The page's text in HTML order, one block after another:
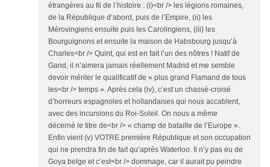
étrangères au fil de l’histoire : (i)<br /> les légions romaines,
de la République d’abord, puis de l’Empire, (ii) les
Mérovingiens ensuite puis les Carolingiens, (iii) les
Bourguignons et ensuite la maison de Habsbourg jusqu’à
Charles<br /> Quint, qui est en fait l’un des nôtres ! Natif de
Gand, il n’aimera jamais réellement Madrid et me semble
devoir mériter le qualificatif de « plus grand Flamand de tous
les<br /> temps ». Après cela (iv), c’est un chassé-croisé
d’horreurs espagnoles et hollandaises qui nous accablent,
avec des incursions du Roi-Soleil. On nous a même
décerné le titre de<br /> « champ de bataille de l’Europe ».
Enfin vient (v) VOTRE première République et son occupation
qui ne prendra fin de fait qu’après Waterloo. Il n’y pas eu de
Goya belge et c’est<br /> dommage, car il aurait pu peindre